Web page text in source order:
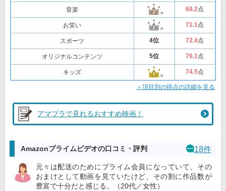
音楽 68.2点
お笑い 71.1点
スポーツ 4位 72.4点
オリジナルコンテンツ 5位 76.1点
キッズ 74.5点
＞項目別の得点の詳細を見る
アマプラで見れるおすすめ映画！
Amazonプライムビデオの口コミ・評判 18件
元々は配送のためにプライム会員になっていて、その
おまけとして動画を見ていたけど、その割に作品数が
豊富で十分だと感じる。（20代／女性）